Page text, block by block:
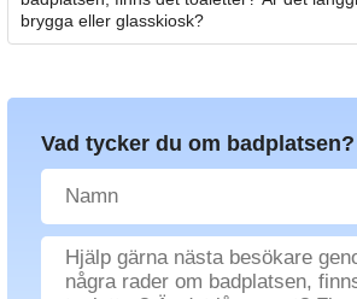
brygga eller glasskiosk?
Vad tycker du om badplatsen?